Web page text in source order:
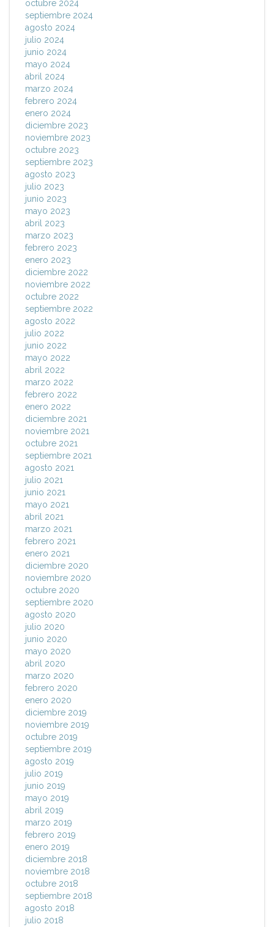
octubre 2024
septiembre 2024
agosto 2024
julio 2024
junio 2024
mayo 2024
abril 2024
marzo 2024
febrero 2024
enero 2024
diciembre 2023
noviembre 2023
octubre 2023
septiembre 2023
agosto 2023
julio 2023
junio 2023
mayo 2023
abril 2023
marzo 2023
febrero 2023
enero 2023
diciembre 2022
noviembre 2022
octubre 2022
septiembre 2022
agosto 2022
julio 2022
junio 2022
mayo 2022
abril 2022
marzo 2022
febrero 2022
enero 2022
diciembre 2021
noviembre 2021
octubre 2021
septiembre 2021
agosto 2021
julio 2021
junio 2021
mayo 2021
abril 2021
marzo 2021
febrero 2021
enero 2021
diciembre 2020
noviembre 2020
octubre 2020
septiembre 2020
agosto 2020
julio 2020
junio 2020
mayo 2020
abril 2020
marzo 2020
febrero 2020
enero 2020
diciembre 2019
noviembre 2019
octubre 2019
septiembre 2019
agosto 2019
julio 2019
junio 2019
mayo 2019
abril 2019
marzo 2019
febrero 2019
enero 2019
diciembre 2018
noviembre 2018
octubre 2018
septiembre 2018
agosto 2018
julio 2018